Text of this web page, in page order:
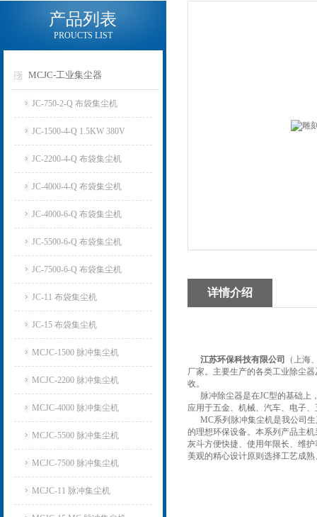
产品列表
PROUCTS LIST
MCJC-工业集尘器
JC-750-2-Q 布袋集尘机
JC-1500-4-Q 1.5KW 380V
JC-2200-4-Q 布袋集尘机
JC-4000-4-Q 布袋集尘机
JC-4000-6-Q 布袋集尘机
JC-5500-6-Q 布袋集尘机
JC-7500-6-Q 布袋集尘机
JC-11 布袋集尘机
JC-15 布袋集尘机
MCJC-1500 脉冲集尘机
MCJC-2200 脉冲集尘机
MCJC-4000 脉冲集尘机
MCJC-5500 脉冲集尘机
MCJC-7500 脉冲集尘机
MCJC-11 脉冲集尘机
详情介绍
江苏环保科技有限公司
（上
厂家。主要生产的各类工业除尘
收。
脉冲除尘器是在JC型的基础上
应用于五金、机械、汽车、电子
MC系列脉冲集尘机是我公司
的理想环保设备。 本系列产品主
灰斗方便快捷、使用年限长、维
美观的精心设计原则选择工艺成